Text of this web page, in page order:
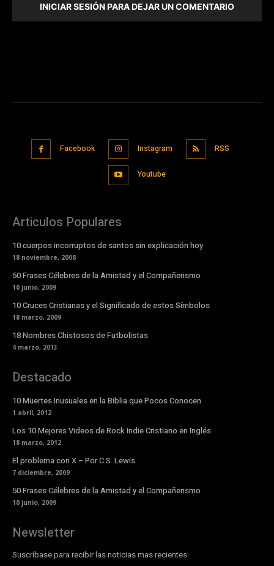
INICIAR SESIÓN PARA DEJAR UN COMENTARIO
Facebook Instagram RSS
Youtube
Articulos Populares
10 cuerpos incorruptos de santos sin explicación hoy
18 noviembre, 2008
50 Frases Célebres de la Amistad y el Compañerismo
10 junio, 2009
10 Cruces Cristianas y el Significado de estos Símbolos
18 marzo, 2009
18 Nombres Chistosos de Futbolistas
4 marzo, 2013
Destacado
10 Muertes Inusuales en la Biblia que Pocos Conocen
1 abril, 2012
Los 10 Mejores Videos de Rock Indie Cristiano en Inglés
18 marzo, 2012
El problema con X – Por C.S. Lewis
7 diciembre, 2009
50 Frases Célebres de la Amistad y el Compañerismo
10 junio, 2009
Newsletter
Suscríbase para recibir las noticias mas recientes